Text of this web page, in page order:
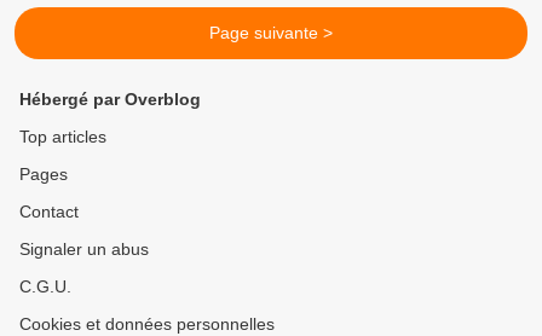
Page suivante >
Hébergé par Overblog
Top articles
Pages
Contact
Signaler un abus
C.G.U.
Cookies et données personnelles